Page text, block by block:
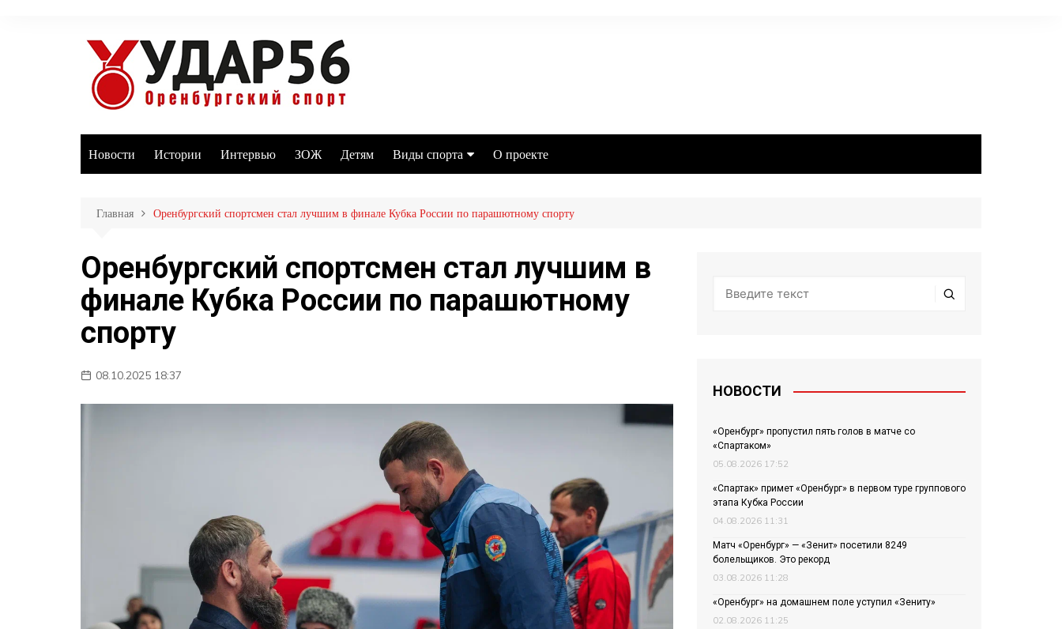
Новости Истории Интервью ЗОЖ Детям Виды спорта
MMA
Баскетбол
Бокс
Дзюдо
Волейбол
Тяжелая атлетика
Водные виды спорта
Хоккей с мячом
Автоспорт
Остальное
О проекте
Главная Оренбургский спортсмен стал лучшим в финале Кубка России по парашютному спорту
Оренбургский спортсмен стал лучшим в
финале Кубка России по парашютному
спорту
08.10.2025 18:37
НОВОСТИ
«Оренбург» пропустил пять голов в матче со
«Спартаком»
05.08.2026 17:52
«Спартак» примет «Оренбург» в первом туре группового
этапа Кубка России
04.08.2026 11:31
Матч «Оренбург» — «Зенит» посетили 8249
болельщиков. Это рекорд
03.08.2026 11:28
«Оренбург» на домашнем поле уступил «Зениту»
02.08.2026 11:25